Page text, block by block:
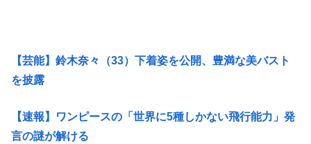
【芸能】鈴木奈々（33）下着姿を公開、豊満な美バスト
を披露
【速報】ワンピースの「世界に5種しかない飛行能力」発
言の謎が解ける